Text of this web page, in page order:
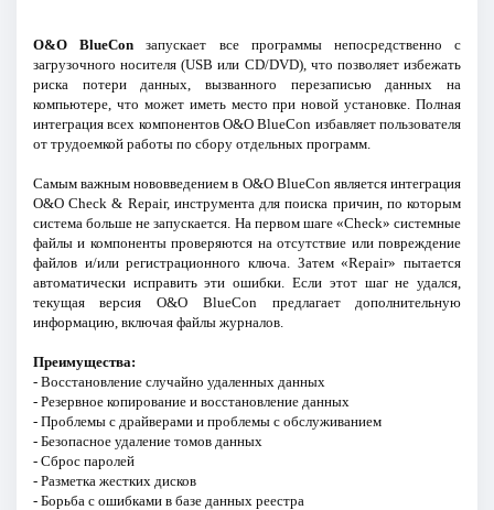
O&O BlueCon запускает все программы непосредственно с
загрузочного носителя (USB или CD/DVD), что позволяет избежать
риска потери данных, вызванного перезаписью данных на
компьютере, что может иметь место при новой установке. Полная
интеграция всех компонентов O&O BlueCon избавляет пользователя
от трудоемкой работы по сбору отдельных программ.
Самым важным нововведением в O&O BlueCon является интеграция
O&O Check & Repair, инструмента для поиска причин, по которым
система больше не запускается. На первом шаге «Check» системные
файлы и компоненты проверяются на отсутствие или повреждение
файлов и/или регистрационного ключа. Затем «Repair» пытается
автоматически исправить эти ошибки. Если этот шаг не удался,
текущая версия O&O BlueCon предлагает дополнительную
информацию, включая файлы журналов.
Преимущества:
- Восстановление случайно удаленных данных
- Резервное копирование и восстановление данных
- Проблемы с драйверами и проблемы с обслуживанием
- Безопасное удаление томов данных
- Сброс паролей
- Разметка жестких дисков
- Борьба с ошибками в базе данных реестра